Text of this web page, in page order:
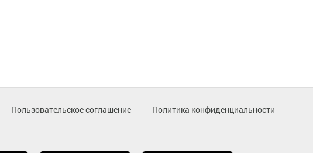
Пользовательское соглашение
Политика конфиденциальности